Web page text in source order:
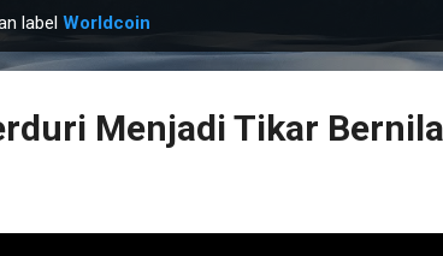
label Worldcoin
Menjadi Tikar